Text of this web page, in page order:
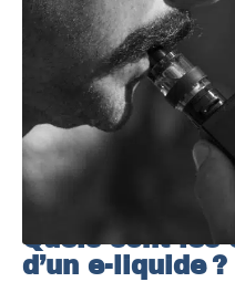
Quels sont les
d’un e-liquide ?